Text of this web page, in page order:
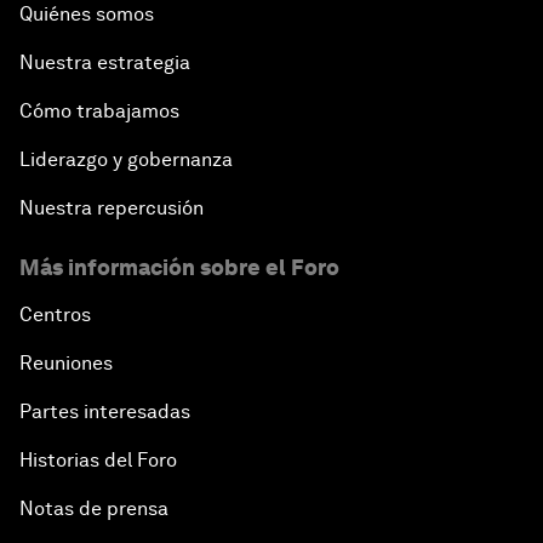
Quiénes somos
Nuestra estrategia
Cómo trabajamos
Liderazgo y gobernanza
Nuestra repercusión
Más información sobre el Foro
Centros
Reuniones
Partes interesadas
Historias del Foro
Notas de prensa